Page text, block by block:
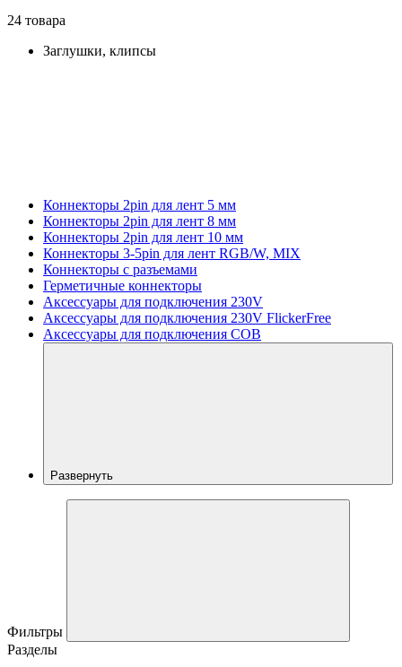
24 товара
Заглушки, клипсы
Коннекторы 2pin для лент 5 мм
Коннекторы 2pin для лент 8 мм
Коннекторы 2pin для лент 10 мм
Коннекторы 3-5pin для лент RGB/W, MIX
Коннекторы с разъемами
Герметичные коннекторы
Аксессуары для подключения 230V
Аксессуары для подключения 230V FlickerFree
Аксессуары для подключения COB
Развернуть
Фильтры
Разделы